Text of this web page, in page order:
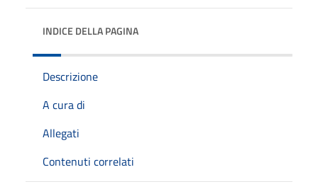
INDICE DELLA PAGINA
Descrizione
A cura di
Allegati
Contenuti correlati